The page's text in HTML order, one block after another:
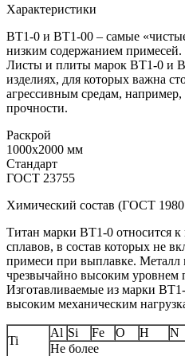
Характеристики
ВТ1-0 и ВТ1-00 – самые
низким содержанием примесей.
Листы и плиты марок ВТ1-0 и
изделиях, для которых важна
агрессивным средам,
прочности.
Раскрой
1000x2000 мм
Стандарт
ГОСТ 23755
Химический состав (ГОСТ
Титан марки BT1-0 относится к
сплавов, в состав которых не
примеси при выплавке. Металл
чрезвычайно высоким уровнем
Изготавливаемые из марки
высоким механическим
Ti
Al Si Fe O H N
Не более